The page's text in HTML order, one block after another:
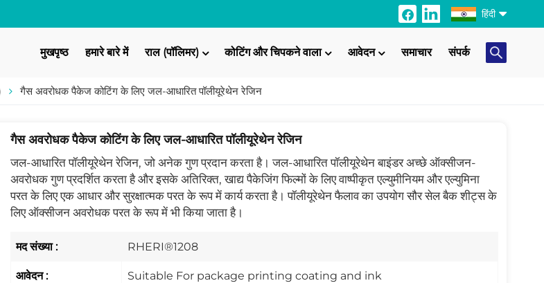
हिंदी
Русский
Español
मुखपृष्ठ हमारे बारे में राल (पॉलिमर) कोटिंग और चिपकने वाला आवेदन समाचार संपर्क
गैस अवरोधक पैकेज कोटिंग के लिए जल-आधारित पॉलीयूरेथेन रेजिन
गैस अवरोधक पैकेज कोटिंग के लिए जल-आधारित पॉलीयूरेथेन रेजिन
जल-आधारित पॉलीयूरेथेन रेजिन, जो अनेक गुण प्रदान करता है। जल-आधारित पॉलीयूरेथेन बाइंडर अच्छे ऑक्सीजन-
अवरोधक गुण प्रदर्शित करता है और इसके अतिरिक्त, खाद्य पैकेजिंग फिल्मों के लिए वाष्पीकृत एल्युमीनियम और एल्युमिना
परत के लिए एक आधार और सुरक्षात्मक परत के रूप में कार्य करता है। पॉलीयूरेथेन फैलाव का उपयोग सौर सेल बैक शीट्स के
लिए ऑक्सीजन अवरोधक परत के रूप में भी किया जाता है।
मद संख्या : RHERI®1208
आवेदन : Suitable For package printing coating and ink